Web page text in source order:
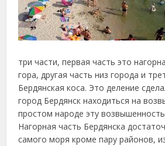
три части, первая часть это
гора, другая часть низ города и
Бердянская коса. Это деление
город Бердянск находиться на
простом народе эту
Нагорная часть Бердянска
самого моря кроме пару районов,